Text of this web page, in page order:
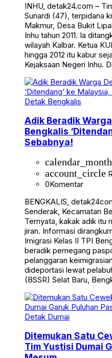
INHU, detak24.com –
Sunardi (47), terpidana
Makmur, Desa Bukit
Inhu tahun 2011. Ia
wilayah Kalbar. Ketua
hingga 2012 itu kabur
Kejaksaan Negeri Inhu.
Detak Bengkalis
Adik Beradik
Bengkalis
Sebabnya!
calendar_month
account_circle
0Komentar
BENGKALIS,
Senderak, Kecamatan
Ternyata, kakak adik itu
jiran. Informasi
Imigrasi Kelas II TPI
beradik pemegang
pelanggaran
dideportasi lewat
(BSSR) Selat Baru,
Detak Dumai
Ditemukan Satu
Tim Yustisi Dumai